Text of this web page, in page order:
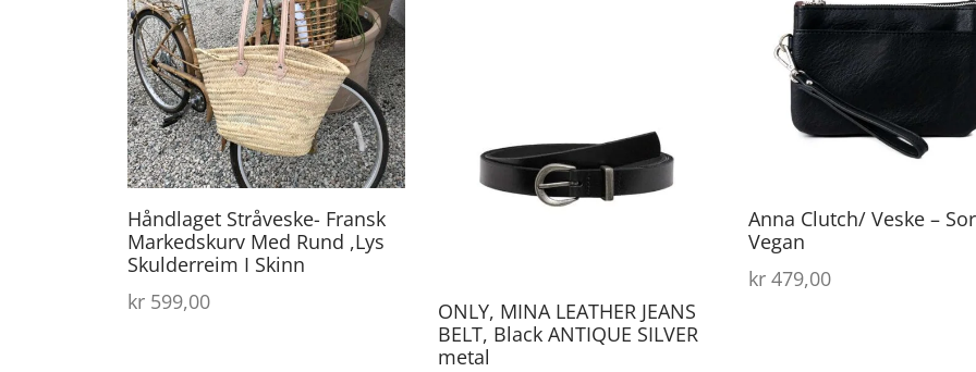
Håndlaget Stråveske- Fransk
Markedskurv Med Rund ,Lys
Skulderreim I Skinn
kr 599,00
Alternativene
kan
produktsiden
ONLY, MINA LEATHER JEANS
BELT, Black ANTIQUE SILVER
metal
Anna Clutch/ Veske –
Vegan
kr 479,00